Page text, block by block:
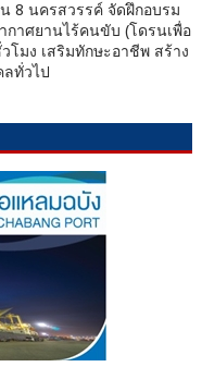
8 นครสวรรค์ จัดฝึกอบรม
กาศยานไร้คนขับ (โดรนเพื่อ
โมง เสริมทักษะอาชีพ สร้าง
ลทั่วไป